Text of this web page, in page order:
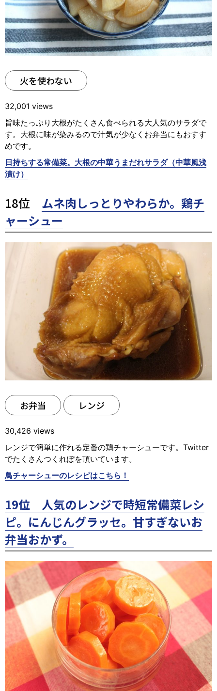
火を使わない
32,001 views
旨味たっぷり大根がたくさん食べられる大人気のサラダで
す。大根に味が染みるので汁気が少なくお弁当にもおすす
めです。
日持ちする常備菜。大根の中華うまだれサラダ（中華風浅
漬け）
18位 ムネ肉しっとりやわらか。鶏チ
ャーシュー
お弁当 レンジ
30,426 views
レンジで簡単に作れる定番の鶏チャーシューです。Twitter
でたくさんつくれぽを頂いています。
鳥チャーシューのレシピはこちら！
19位 人気のレンジで時短常備菜レシ
ピ。にんじんグラッセ。甘すぎないお
弁当おかず。